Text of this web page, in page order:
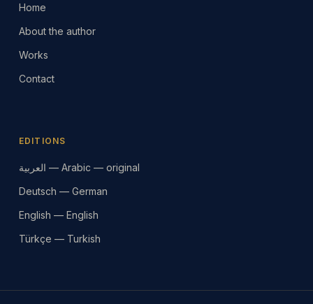
Home
About the author
Works
Contact
EDITIONS
العربية — Arabic — original
Deutsch — German
English — English
Türkçe — Turkish